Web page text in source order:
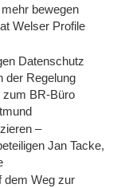
bewegen
Welser Profile
Datenschutz
der Regelung
zum BR-Büro
–
Jan Tacke,
dem Weg zur